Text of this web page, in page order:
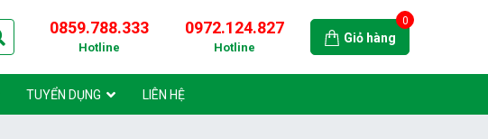
0859.788.333
Hotline
0972.124.827
Hotline
0
Giỏ hàng
TUYỂN DỤNG LIÊN HỆ